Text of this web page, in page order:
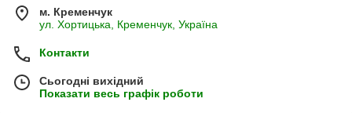
м. Кременчук
ул. Хортицька, Кременчук, Україна
Контакти
Сьогодні вихідний
Показати весь графік роботи